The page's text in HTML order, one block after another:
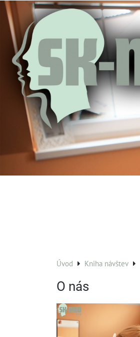
Úvod Kniha návštev
O nás